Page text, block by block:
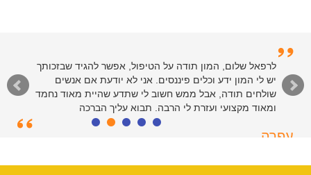
לרפאל שלום, המון תודה על הטיפול, אפשר להגיד שבזכותך
יש לי המון ידע וכלים פיננסים. אני לא יודעת אם אנשים
שולחים תודה, אבל ממש חשוב לי שתדע שהיית מאוד נחמד
ומאוד מקצועי ועזרת לי הרבה. תבוא עליך הברכה
עפרה